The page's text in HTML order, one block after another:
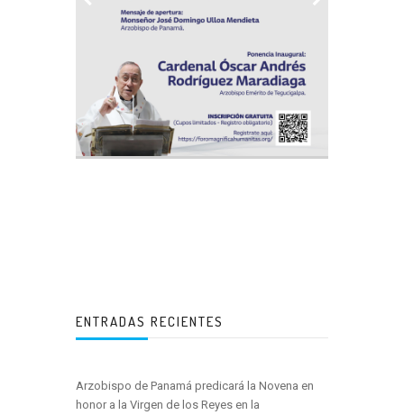
ENTRADAS RECIENTES
Arzobispo de Panamá predicará la Novena en
honor a la Virgen de los Reyes en la